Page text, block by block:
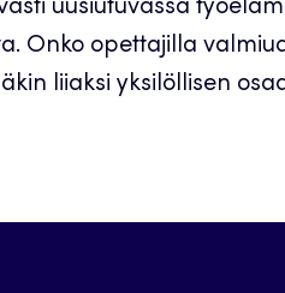
uusiutuvassa
Onko opettajilla
liiaksi yksilöllisen